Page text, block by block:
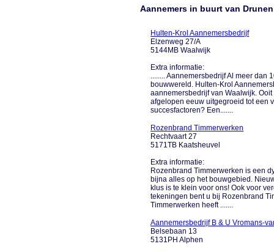
Aannemers in buurt van Drunen
Hulten-Krol Aannemersbedrijf
Elzenweg 27/A
5144MB Waalwijk
Extra informatie:
........ Aannemersbedrijf Al meer dan
bouwwereld. Hulten-Krol
aannemersbedrijf van Waalwijk.
afgelopen eeuw uitgegroeid tot een
succesfactoren? Een.......
Rozenbrand Timmerwerken
Rechtvaart 27
5171TB Kaatsheuvel
Extra informatie:
Rozenbrand Timmerwerken is een
bijna alles op het bouwgebied.
klus is te klein voor ons! Ook voor
tekeningen bent u bij Rozenbrand
Timmerwerken heeft .......
Aannemersbedrijf B & U Vromans-
Belsebaan 13
5131PH Alphen